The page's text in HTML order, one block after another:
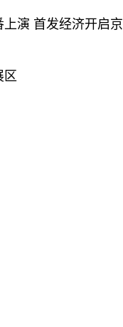
演 首发经济开启京
区